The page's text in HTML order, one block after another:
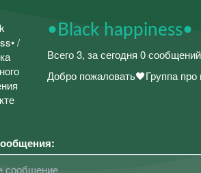
•Black happiness•
Всего 3, за сегодня 0
Добро пожаловать🖤Группа